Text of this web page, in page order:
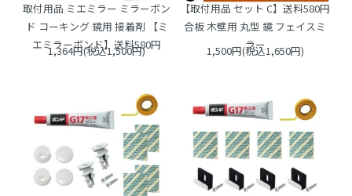
取付用品 ミエミラー ミラーボン
ド コーキング 鏡用 接着剤 【ミ
エミラーボンド】送料580円
1,364円(税込1,500円)
【取付用品 セット C】送料580円
合板 木壁用 丸型 鏡 フェイスミ
ラー
1,500円(税込1,650円)